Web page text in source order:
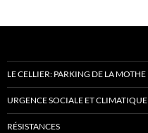
LE CELLIER: PARKING DE LA MOTHE
URGENCE SOCIALE ET CLIMATIQUE
RÉSISTANCES